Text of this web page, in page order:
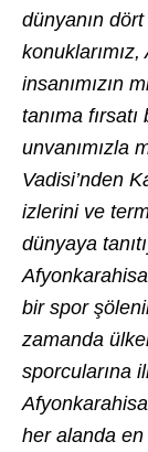
dünyanın
konuklarımız,
insanımızın
tanıma
unvanımızla
Vadisi’nden
izlerini ve
dünyaya
bir spor
zamanda
sporcularına
her alanda en